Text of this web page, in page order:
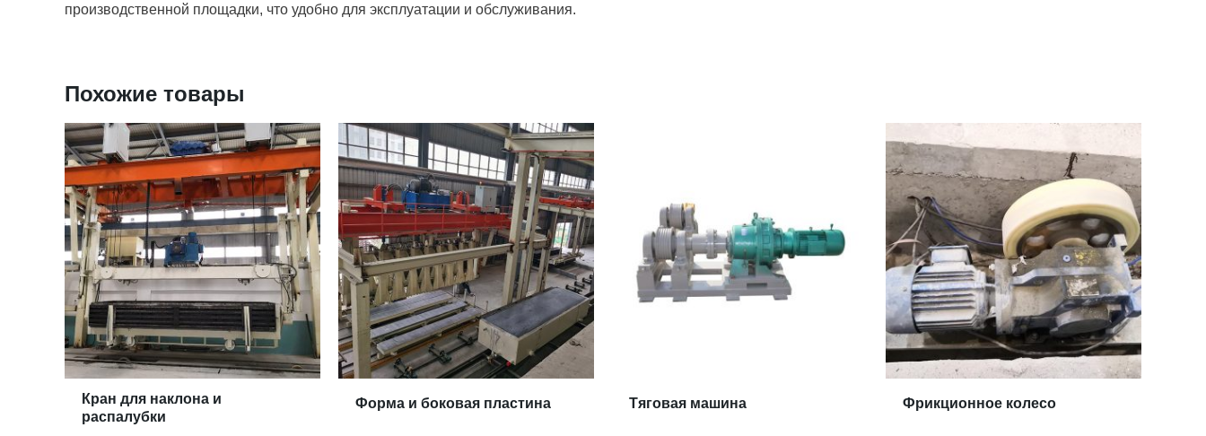
производственной площадки, что удобно для эксплуатации и обслуживания.
Похожие товары
Кран для наклона и
распалубки
Форма и боковая пластина Тяговая машина Фрикционное колесо